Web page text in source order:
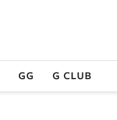
GG G CLUB